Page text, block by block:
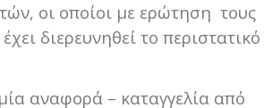
οι οποίοι με ερώτηση τους
διερευνηθεί το περιστατικό
αναφορά – καταγγελία από